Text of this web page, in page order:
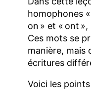
homophones «
on » et « ont »,
Ces mots se
manière, mais
écritures
Voici les